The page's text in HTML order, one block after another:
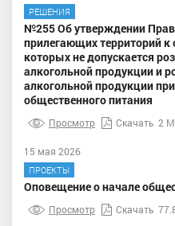
РЕШЕНИЯ
№255 Об утверждении
прилегающих территорий
которых не допускается
алкогольной продукции и
алкогольной продукции
общественного питания
Просмотр Скачать 2
15 мая 2026
ПРОЕКТЫ
Оповещение о начале
Просмотр Скачать